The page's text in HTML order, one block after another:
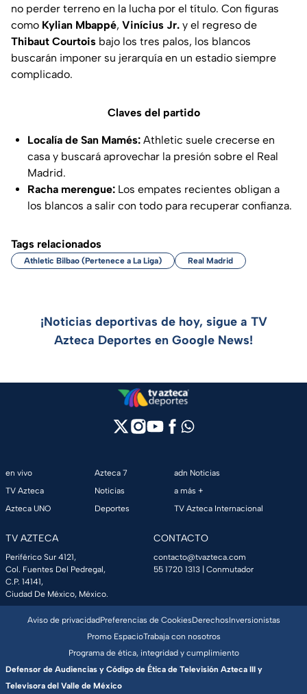
no perder terreno en la lucha por el título. Con figuras
como Kylian Mbappé, Vinícius Jr. y el regreso de
Thibaut Courtois bajo los tres palos, los blancos
buscarán imponer su jerarquía en un estadio siempre
complicado.
Claves del partido
Localía de San Mamés: Athletic suele crecerse en
casa y buscará aprovechar la presión sobre el Real
Madrid.
Racha merengue: Los empates recientes obligan a
los blancos a salir con todo para recuperar confianza.
Tags relacionados
Athletic Bilbao (Pertenece a La Liga) Real Madrid
¡Noticias deportivas de hoy, sigue a TV
Azteca Deportes en Google News!
en vivo
TV Azteca
Azteca UNO
Azteca 7
Noticias
Deportes
adn Noticias
a más +
TV Azteca Internacional
TV AZTECA
Periférico Sur 4121,
Col. Fuentes Del Pedregal,
C.P. 14141,
Ciudad De México, México.
CONTACTO
contacto@tvazteca.com
55 1720 1313 | Conmutador
Aviso de privacidadPreferencias de CookiesDerechosInversionistas
Promo EspacioTrabaja con nosotros
Programa de ética, integridad y cumplimiento
Defensor de Audiencias y Código de Ética de Televisión Azteca III y
Televisora del Valle de México